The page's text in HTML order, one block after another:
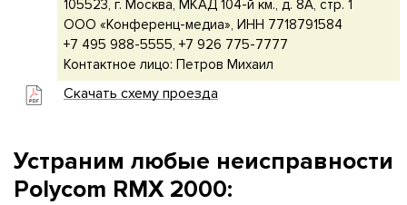
105523, г. Москва, МКАД 104-й км., д. 8А, стр. 1
ООО «Конференц-медиа», ИНН 7718791584
+7 495 988-5555, +7 926 775-7777
Контактное лицо: Петров Михаил
Скачать схему проезда
Устраним любые неисправности
Polycom RMX 2000: